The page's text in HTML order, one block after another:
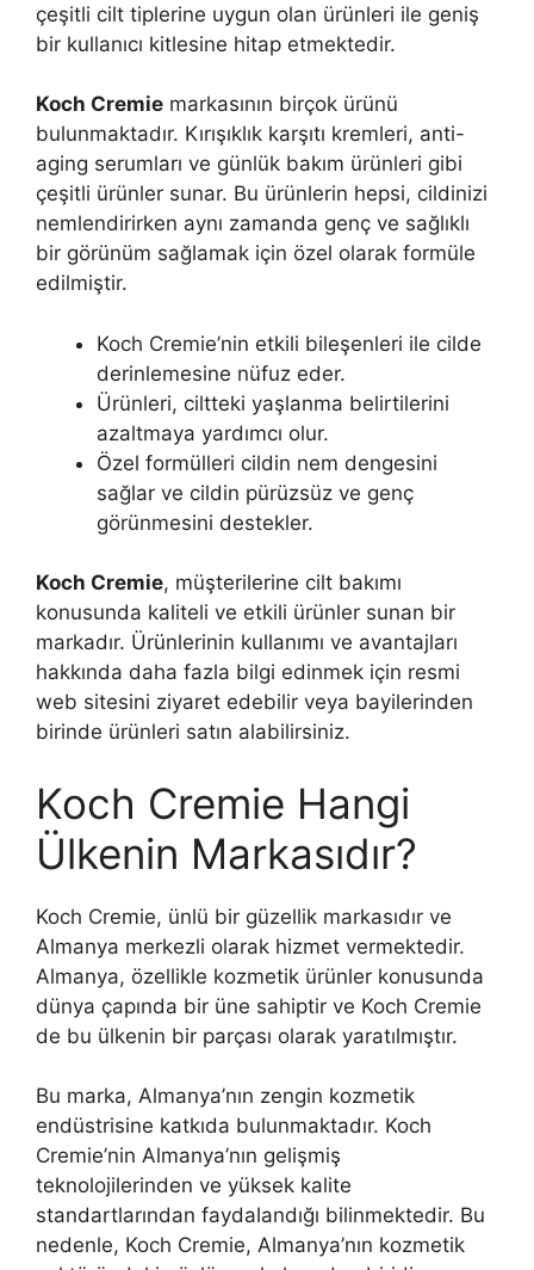
çeşitli cilt tiplerine uygun olan ürünleri ile geniş
bir kullanıcı kitlesine hitap etmektedir.
Koch Cremie markasının birçok ürünü
bulunmaktadır. Kırışıklık karşıtı kremleri, anti-
aging serumları ve günlük bakım ürünleri gibi
çeşitli ürünler sunar. Bu ürünlerin hepsi, cildinizi
nemlendirirken aynı zamanda genç ve sağlıklı
bir görünüm sağlamak için özel olarak formüle
edilmiştir.
Koch Cremie’nin etkili bileşenleri ile cilde
derinlemesine nüfuz eder.
Ürünleri, ciltteki yaşlanma belirtilerini
azaltmaya yardımcı olur.
Özel formülleri cildin nem dengesini
sağlar ve cildin pürüzsüz ve genç
görünmesini destekler.
Koch Cremie, müşterilerine cilt bakımı
konusunda kaliteli ve etkili ürünler sunan bir
markadır. Ürünlerinin kullanımı ve avantajları
hakkında daha fazla bilgi edinmek için resmi
web sitesini ziyaret edebilir veya bayilerinden
birinde ürünleri satın alabilirsiniz.
Koch Cremie Hangi
Ülkenin Markasıdır?
Koch Cremie, ünlü bir güzellik markasıdır ve
Almanya merkezli olarak hizmet vermektedir.
Almanya, özellikle kozmetik ürünler konusunda
dünya çapında bir üne sahiptir ve Koch Cremie
de bu ülkenin bir parçası olarak yaratılmıştır.
Bu marka, Almanya’nın zengin kozmetik
endüstrisine katkıda bulunmaktadır. Koch
Cremie’nin Almanya’nın gelişmiş
teknolojilerinden ve yüksek kalite
standartlarından faydalandığı bilinmektedir. Bu
nedenle, Koch Cremie, Almanya’nın kozmetik